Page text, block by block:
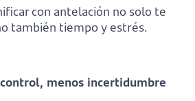
con antelación no solo te
también tiempo y estrés.
menos incertidumbre